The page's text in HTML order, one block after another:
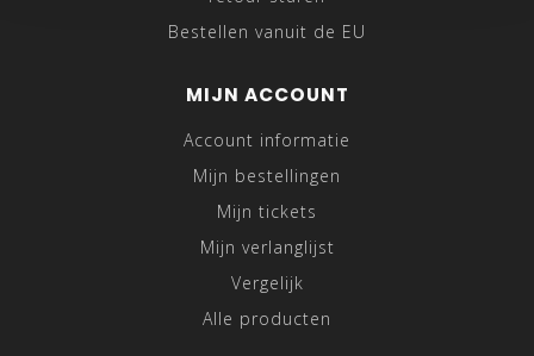
Bestellen vanuit de EU
MIJN ACCOUNT
Account informatie
Mijn bestellingen
Mijn tickets
Mijn verlanglijst
Vergelijk
Alle producten